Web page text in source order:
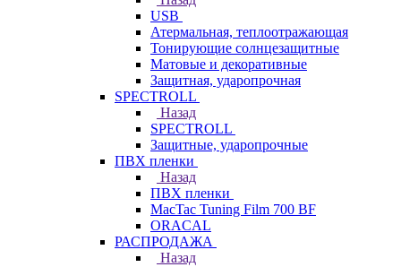
USB
Атермальная, теплоотражающая
Тонирующие солнцезащитные
Матовые и декоративные
Защитная, ударопрочная
SPECTROLL
Назад
SPECTROLL
Защитные, ударопрочные
ПВХ пленки
Назад
ПВХ пленки
MacTac Tuning Film 700 BF
ORACAL
РАСПРОДАЖА
Назад